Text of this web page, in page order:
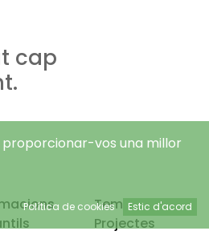
cap
Temps Lliure
Projectes
vos una millor
Política de cookies Estic d'acord